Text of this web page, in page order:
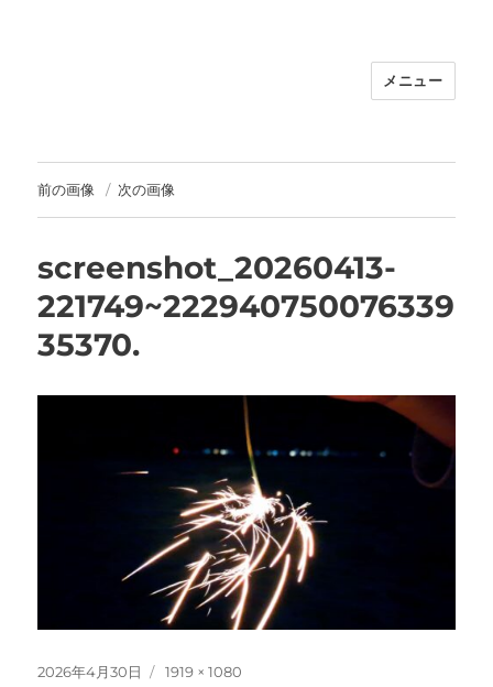
福岡｜天神/今泉/薬院の美容室｜moi
30代からの大人の本気ケアサロン｜オ
フィシャルサイト｜福岡天神エリアで
早朝7時から深夜24時まで営業｜天然
100％ハナヘナ｜湯シャン｜
メニュー
前の画像 次の画像
screenshot_20260413-
221749~222940750076339
35370.
投
2026年4月30日
フ
1919 × 1080